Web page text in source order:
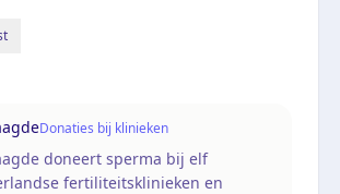
Donaties bij klinieken
doneert sperma bij elf
fertiliteitsklinieken en